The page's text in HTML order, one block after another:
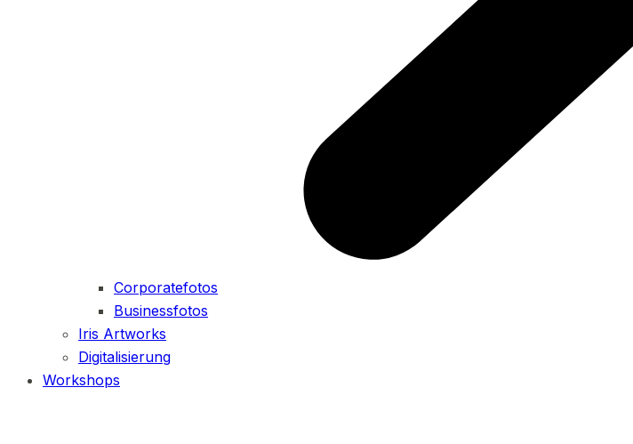
Corporatefotos
Businessfotos
Iris Artworks
Digitalisierung
Workshops